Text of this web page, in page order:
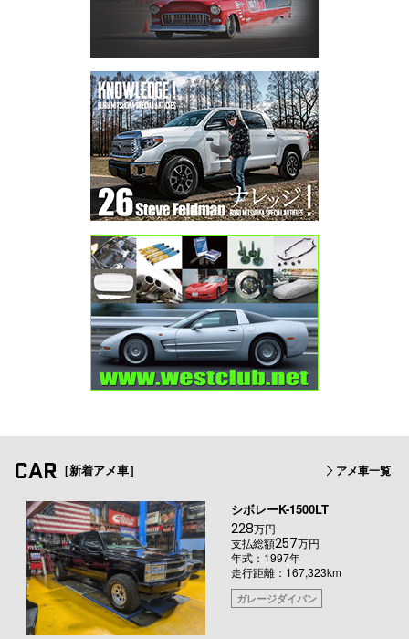
CAR ［新着アメ車］ アメ車一覧
シボレーK-1500LT
228万円
支払総額257万円
年式：1997年
走行距離：167,323km
ガレージダイバン